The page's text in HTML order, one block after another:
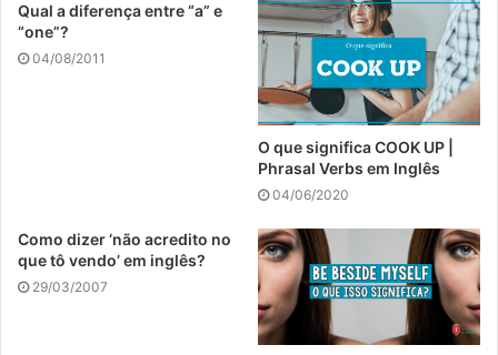
Qual a diferença entre “a” e
“one”?
04/08/2011
O que significa COOK UP |
Phrasal Verbs em Inglês
04/06/2020
Como dizer ‘não acredito no
que tô vendo’ em inglês?
29/03/2007